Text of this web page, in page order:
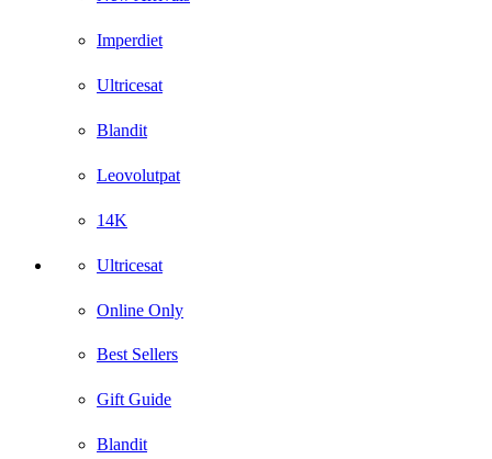
Imperdiet
Ultricesat
Blandit
Leovolutpat
14K
Ultricesat
Online Only
Best Sellers
Gift Guide
Blandit